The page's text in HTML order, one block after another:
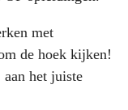
met
de hoek kijken!
het juiste